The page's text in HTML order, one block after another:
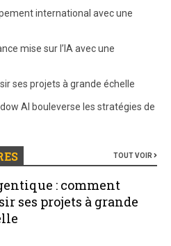
international avec une
mise sur l’IA avec une
ses projets à grande échelle
AI bouleverse les stratégies de
TOUT VOIR
: comment
ses projets à grande